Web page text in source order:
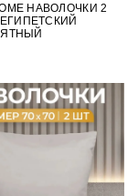
НАВОЛОЧКИ 2
ЕГИПЕТСКИЙ